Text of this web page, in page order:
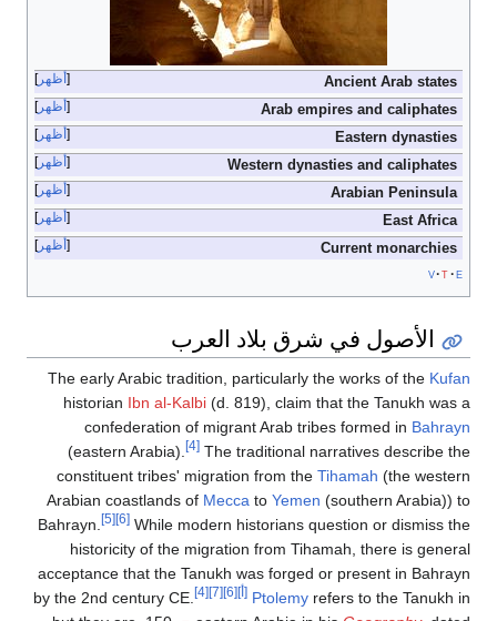
أظهر Ancient Arab states
أظهر Arab empires and caliphates
أظهر Eastern dynasties
أظهر Western dynasties and caliphates
أظهر Arabian Peninsula
أظهر East Africa
أظهر Current monarchies
v t e
الأصول في شرق بلاد العرب
The early Arabic tradition, particularly the works of the Kufan
historian Ibn al-Kalbi (d. 819), claim that the Tanukh was a
confederation of migrant Arab tribes formed in Bahrayn
(eastern Arabia).
[4] The traditional narratives describe the
constituent tribes' migration from the Tihamah (the western
Arabian coastlands of Mecca to Yemen (southern Arabia)) to
Bahrayn.
[5] [6] While modern historians question or dismiss the
historicity of the migration from Tihamah, there is general
acceptance that the Tanukh was forged or present in Bahrayn
by the 2nd century CE.
[4] [7] [6] [أ] Ptolemy refers to the Tanukh in